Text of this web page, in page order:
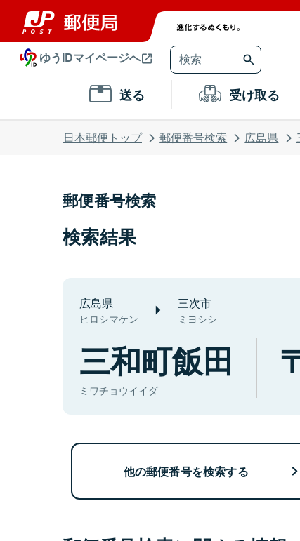
ゆうIDマイページへ
送る 受け取る
日本郵便トップ 郵便番号検索 広島県
郵便番号検索
検索結果
広島県
ヒロシマケン
三次市
ミヨシシ
三和町飯田
ミワチョウイイダ
他の郵便番号を検索する